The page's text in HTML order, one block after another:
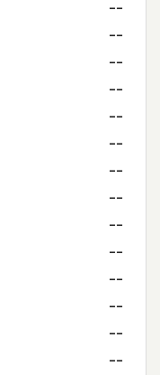
--
--
--
--
--
--
--
--
--
--
--
--
--
--